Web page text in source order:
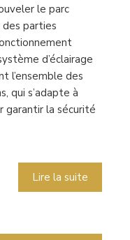
le parc
parties
d’éclairage
l’ensemble des
qui s’adapte à
garantir la sécurité
Lire la suite